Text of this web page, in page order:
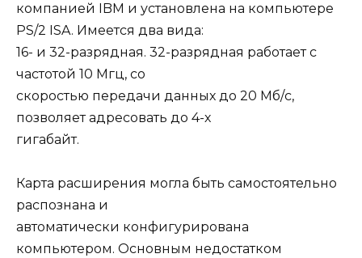
компанией IBM и установлена на компьютере
PS/2 ISA. Имеется два вида:
16- и 32-разрядная. 32-разрядная работает с
частотой 10 Мгц, со
скоростью передачи данных до 20 Мб/с,
позволяет адресовать до 4-х
гигабайт.
Карта расширения могла быть самостоятельно
распознана и
автоматически конфигурирована
компьютером. Основным недостатком